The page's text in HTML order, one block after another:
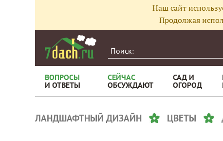
Наш сайт
Продолжая
ВОПРОСЫ
И ОТВЕТЫ
СЕЙЧАС
ОБСУЖДАЮТ
САД И
ОГОРОД
ЛАНДШАФТНЫЙ ДИЗАЙН ЦВЕТЫ